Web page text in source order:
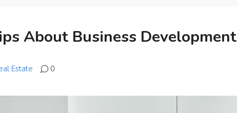
About Business Development
Estate 0